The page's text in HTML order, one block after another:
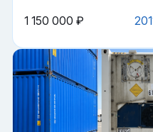
1 150 000 ₽